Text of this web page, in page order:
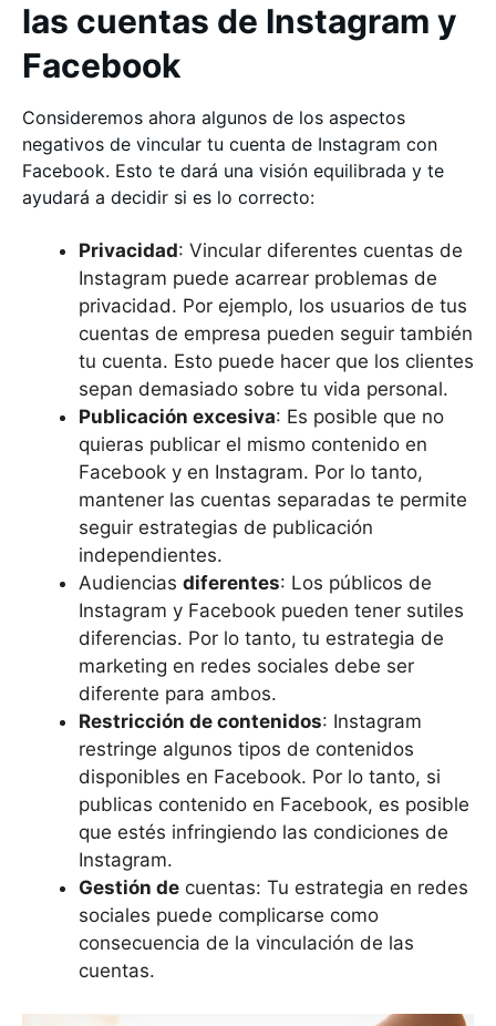
las cuentas de Instagram y
Facebook
Consideremos ahora algunos de los aspectos
negativos de vincular tu cuenta de Instagram con
Facebook. Esto te dará una visión equilibrada y te
ayudará a decidir si es lo correcto:
Privacidad: Vincular diferentes cuentas de
Instagram puede acarrear problemas de
privacidad. Por ejemplo, los usuarios de tus
cuentas de empresa pueden seguir también
tu cuenta. Esto puede hacer que los clientes
sepan demasiado sobre tu vida personal.
Publicación excesiva: Es posible que no
quieras publicar el mismo contenido en
Facebook y en Instagram. Por lo tanto,
mantener las cuentas separadas te permite
seguir estrategias de publicación
independientes.
Audiencias diferentes: Los públicos de
Instagram y Facebook pueden tener sutiles
diferencias. Por lo tanto, tu estrategia de
marketing en redes sociales debe ser
diferente para ambos.
Restricción de contenidos: Instagram
restringe algunos tipos de contenidos
disponibles en Facebook. Por lo tanto, si
publicas contenido en Facebook, es posible
que estés infringiendo las condiciones de
Instagram.
Gestión de cuentas: Tu estrategia en redes
sociales puede complicarse como
consecuencia de la vinculación de las
cuentas.